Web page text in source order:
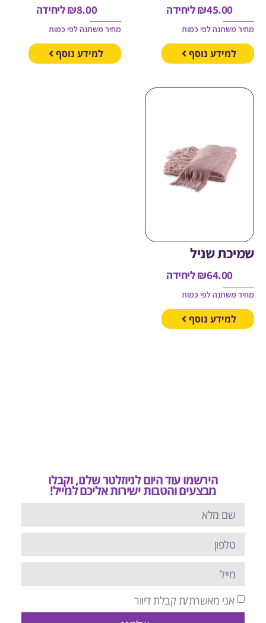
₪ליחידה
לפי כמות
נוסף
ליחידה
מחיר משתנה לפי כמות
למידע נוסף
שניל
₪ליחידה
לפי כמות
נוסף
הירשמו עוד היום לניוזלטר שלנו, וקבלו
מבצעים והטבות ישירות אליכם למייל!
אני מאשרת/ת קבלת דיוור